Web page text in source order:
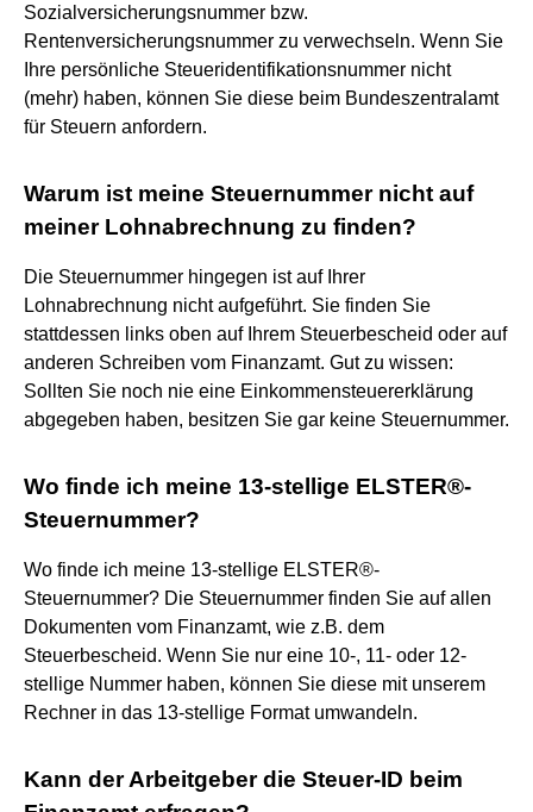
Sozialversicherungsnummer bzw.
Rentenversicherungsnummer zu verwechseln. Wenn Sie
Ihre persönliche Steueridentifikationsnummer nicht
(mehr) haben, können Sie diese beim Bundeszentralamt
für Steuern anfordern.
Warum ist meine Steuernummer nicht auf
meiner Lohnabrechnung zu finden?
Die Steuernummer hingegen ist auf Ihrer
Lohnabrechnung nicht aufgeführt. Sie finden Sie
stattdessen links oben auf Ihrem Steuerbescheid oder auf
anderen Schreiben vom Finanzamt. Gut zu wissen:
Sollten Sie noch nie eine Einkommensteuererklärung
abgegeben haben, besitzen Sie gar keine Steuernummer.
Wo finde ich meine 13-stellige ELSTER®-
Steuernummer?
Wo finde ich meine 13-stellige ELSTER®-
Steuernummer? Die Steuernummer finden Sie auf allen
Dokumenten vom Finanzamt, wie z.B. dem
Steuerbescheid. Wenn Sie nur eine 10-, 11- oder 12-
stellige Nummer haben, können Sie diese mit unserem
Rechner in das 13-stellige Format umwandeln.
Kann der Arbeitgeber die Steuer-ID beim